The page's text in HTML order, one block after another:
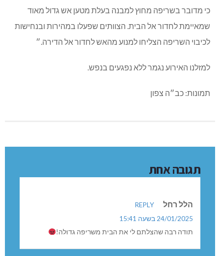
כי מדובר בשריפה מחוץ למבנה בעלת מטען אש גדול מאוד
שמאיימת לחדור אל הבית. הצוותים שפעלו במהירות ובנחישות
לכיבוי השריפה הצליחו למנוע מהאש לחדור אל הדירה.״
למזלנו האירוע נגמר ללא נפגעים בנפש.
תמונות: כב״ה צפון
תגובה אחת
הלל רחל
REPLY
24/01/2025 בשעה 15:41
תודה רבה שהצלתם לי את הבית משריפה גדולה!